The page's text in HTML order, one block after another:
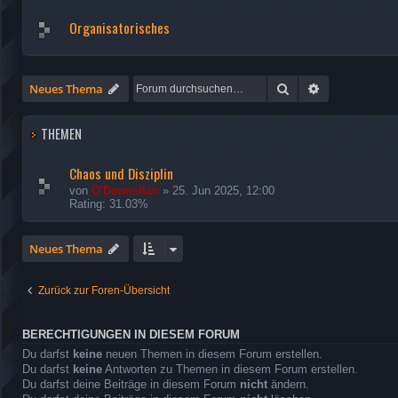
Organisatorisches
Neues Thema Suche
THEMEN
Chaos und Disziplin
von O'Donnellan » 25. Jun 2025, 12:00
Rating: 31.03%
Neues Thema
Zurück zur Foren-Übersicht
BERECHTIGUNGEN IN DIESEM FORUM
Du darfst keine neuen Themen in diesem Forum erstellen.
Du darfst keine Antworten zu Themen in diesem Forum erstellen.
Du darfst deine Beiträge in diesem Forum nicht ändern.